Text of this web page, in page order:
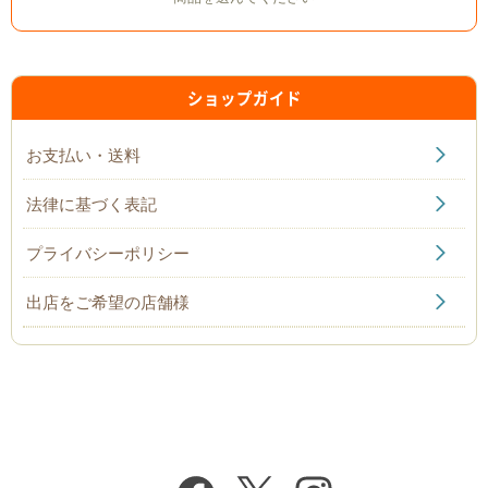
ショップガイド
お支払い・送料
法律に基づく表記
プライバシーポリシー
出店をご希望の店舗様